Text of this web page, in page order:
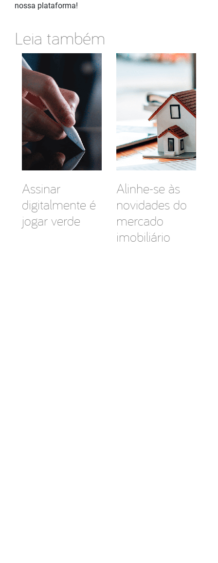
nossa plataforma!
Leia também
Assinar
digitalmente é
jogar verde
Alinhe-se às
novidades do
mercado
imobiliário